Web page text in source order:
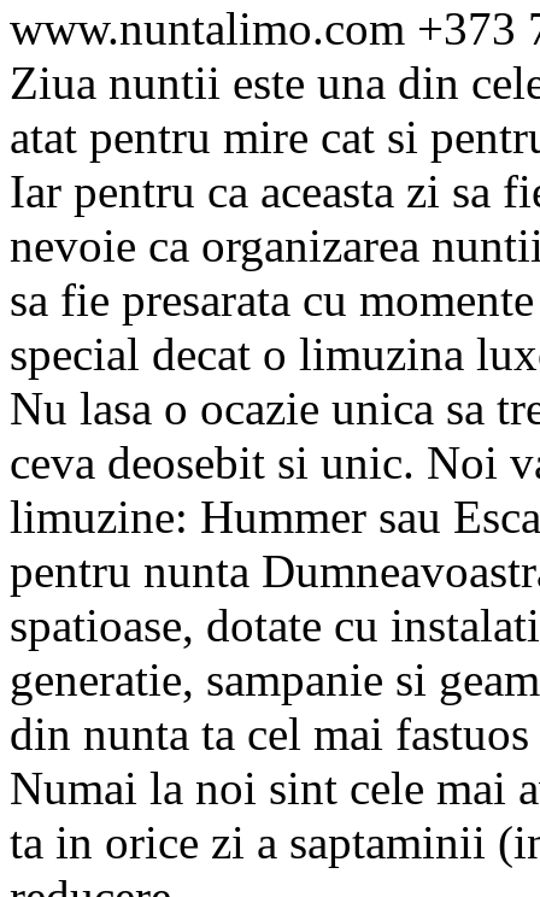
www.nuntalimo.com +373
Ziua nuntii este una din
atat pentru mire cat si
Iar pentru ca aceasta zi sa
nevoie ca organizarea
sa fie presarata cu
special decat o limuzina
Nu lasa o ocazie unica sa
ceva deosebit si unic. Noi
limuzine: Hummer sau
pentru nunta
spatioase, dotate cu
generatie, sampanie si
din nunta ta cel mai
Numai la noi sint cele mai
ta in orice zi a saptaminii